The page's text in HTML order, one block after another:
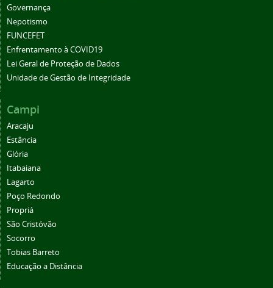
Governança
Nepotismo
FUNCEFET
Enfrentamento à COVID19
Lei Geral de Proteção de Dados
Unidade de Gestão de Integridade
Campi
Aracaju
Estância
Glória
Itabaiana
Lagarto
Poço Redondo
Propriá
São Cristóvão
Socorro
Tobias Barreto
Educação a Distância